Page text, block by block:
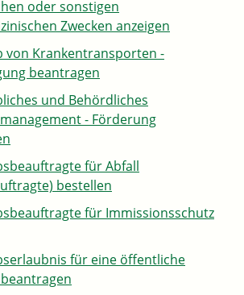
oder sonstigen
Zwecken anzeigen
von Krankentransporten -
beantragen
und Behördliches
- Förderung
für Abfall
bestellen
für Immissionsschutz
für eine öffentliche